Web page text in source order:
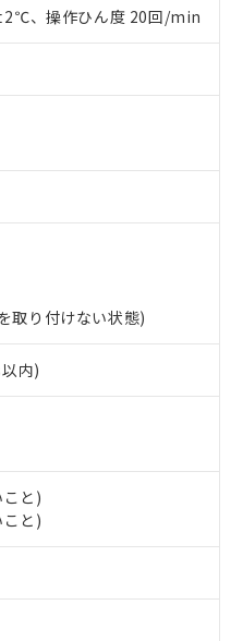
、操作ひん度 20回/min
取り付けない状態)
内)
と)
と)
利用ください。
サービスの対象外となる商品
載している更新日時点での社
庫および標準価格とは異なる
のお取引先、またはお客様担
前の承諾なく第三者に漏洩ま
ス）をご利用いただくには、I-
録された部品リストについて
様との取引・商談に必要な範
ウム(Cd) 100ppm以下、
1000ppm以下
用除外項目は除く。
的な使用がないことを確認しています。
前後することがあります。
ができます。
ので、過去に遡って非含有を
の対応では、対応完了までの
おりました。
準値以下であることを示します
準値を超えていることを示しま
わせください。
) : 100ppm、
類) : 1000ppm、 PBDEs(ポリ臭化ジフ
以下であることを示します。
が外部に漏えいし、環境に深刻
は、日本国政府の輸出許可(ま
に破砕するなど、違法に輸出
化学兵器、生物兵器またはそ
関係者が違法に輸出するおそ
、お客様のお取引先、または
ださい)
を公開していない機種